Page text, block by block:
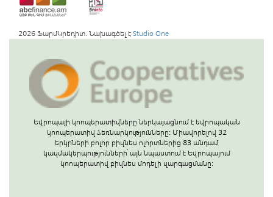
2026 ՖարմԿրեդիտ. Նախագծել է Studio One
Եվրոպայի կոոպերատիվները ներկայացնում է եվրոպական
կոոպերատիվ ձեռնարկությունները: Միավորելով 32
երկրների բոլոր բիզնես ոլորտներից 83 անդամ
կազմակերպությունների՝ այն նպաստում է Եվրոպայում
կոոպերատիվ բիզնես մոդելի զարգացմանը: